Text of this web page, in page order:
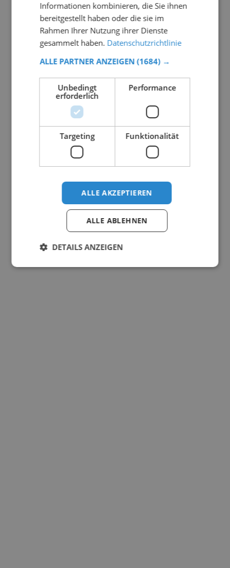
Informationen kombinieren, die Sie ihnen
bereitgestellt haben oder die sie im
Rahmen Ihrer Nutzung ihrer Dienste
gesammelt haben. Datenschutzrichtlinie
ALLE PARTNER ANZEIGEN (1684) →
Unbedingt
erforderlich
Performance
Targeting Funktionalität
ALLE AKZEPTIEREN
ALLE ABLEHNEN
DETAILS ANZEIGEN